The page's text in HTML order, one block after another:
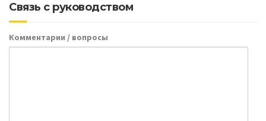
Связь с руководством
Комментарии / вопросы